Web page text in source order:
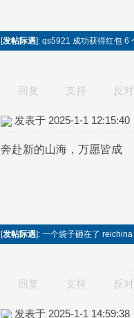
[发帖际遇]: qs5921 成功获得红包 6
回复 支持 反对
发表于 2025-1-1 12:15:40
奔赴新的山海，万愿皆成
[发帖际遇]: 一个袋子砸在了
回复 支持 反对
发表于 2025-1-1 14:59:38